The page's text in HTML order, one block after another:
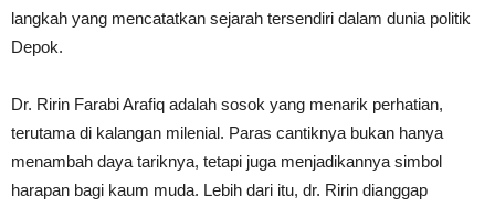
langkah yang mencatatkan sejarah tersendiri dalam dunia politik
Depok.
Dr. Ririn Farabi Arafiq adalah sosok yang menarik perhatian,
terutama di kalangan milenial. Paras cantiknya bukan hanya
menambah daya tariknya, tetapi juga menjadikannya simbol
harapan bagi kaum muda. Lebih dari itu, dr. Ririn dianggap